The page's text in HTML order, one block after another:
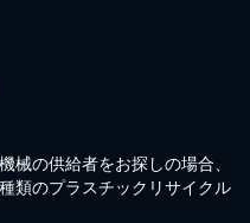
の供給者をお探しの場合、
類のプラスチックリサイクル